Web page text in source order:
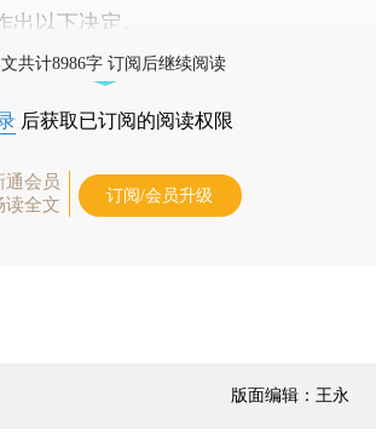
出以下决定。
共计8986字 订阅后继续阅读
后获取已订阅的阅读权限
通会员
读全文
订阅/会员升级
版面编辑：王永